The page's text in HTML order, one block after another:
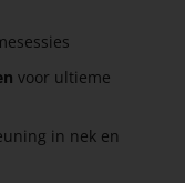
voor ultieme
in nek en